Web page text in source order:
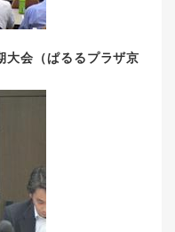
会（ぱるるプラザ京